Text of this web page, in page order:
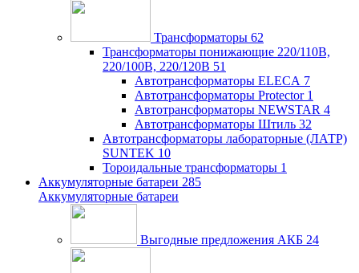
Трансформаторы 62
Трансформаторы понижающие 220/110В,
220/100В, 220/120В 51
Автотрансформаторы ELECA 7
Автотрансформаторы Protector 1
Автотрансформаторы NEWSTAR 4
Автотрансформаторы Штиль 32
Автотрансформаторы лабораторные (ЛАТР)
SUNTEK 10
Тороидальные трансформаторы 1
Аккумуляторные батареи 285
Аккумуляторные батареи
Выгодные предложения АКБ 24